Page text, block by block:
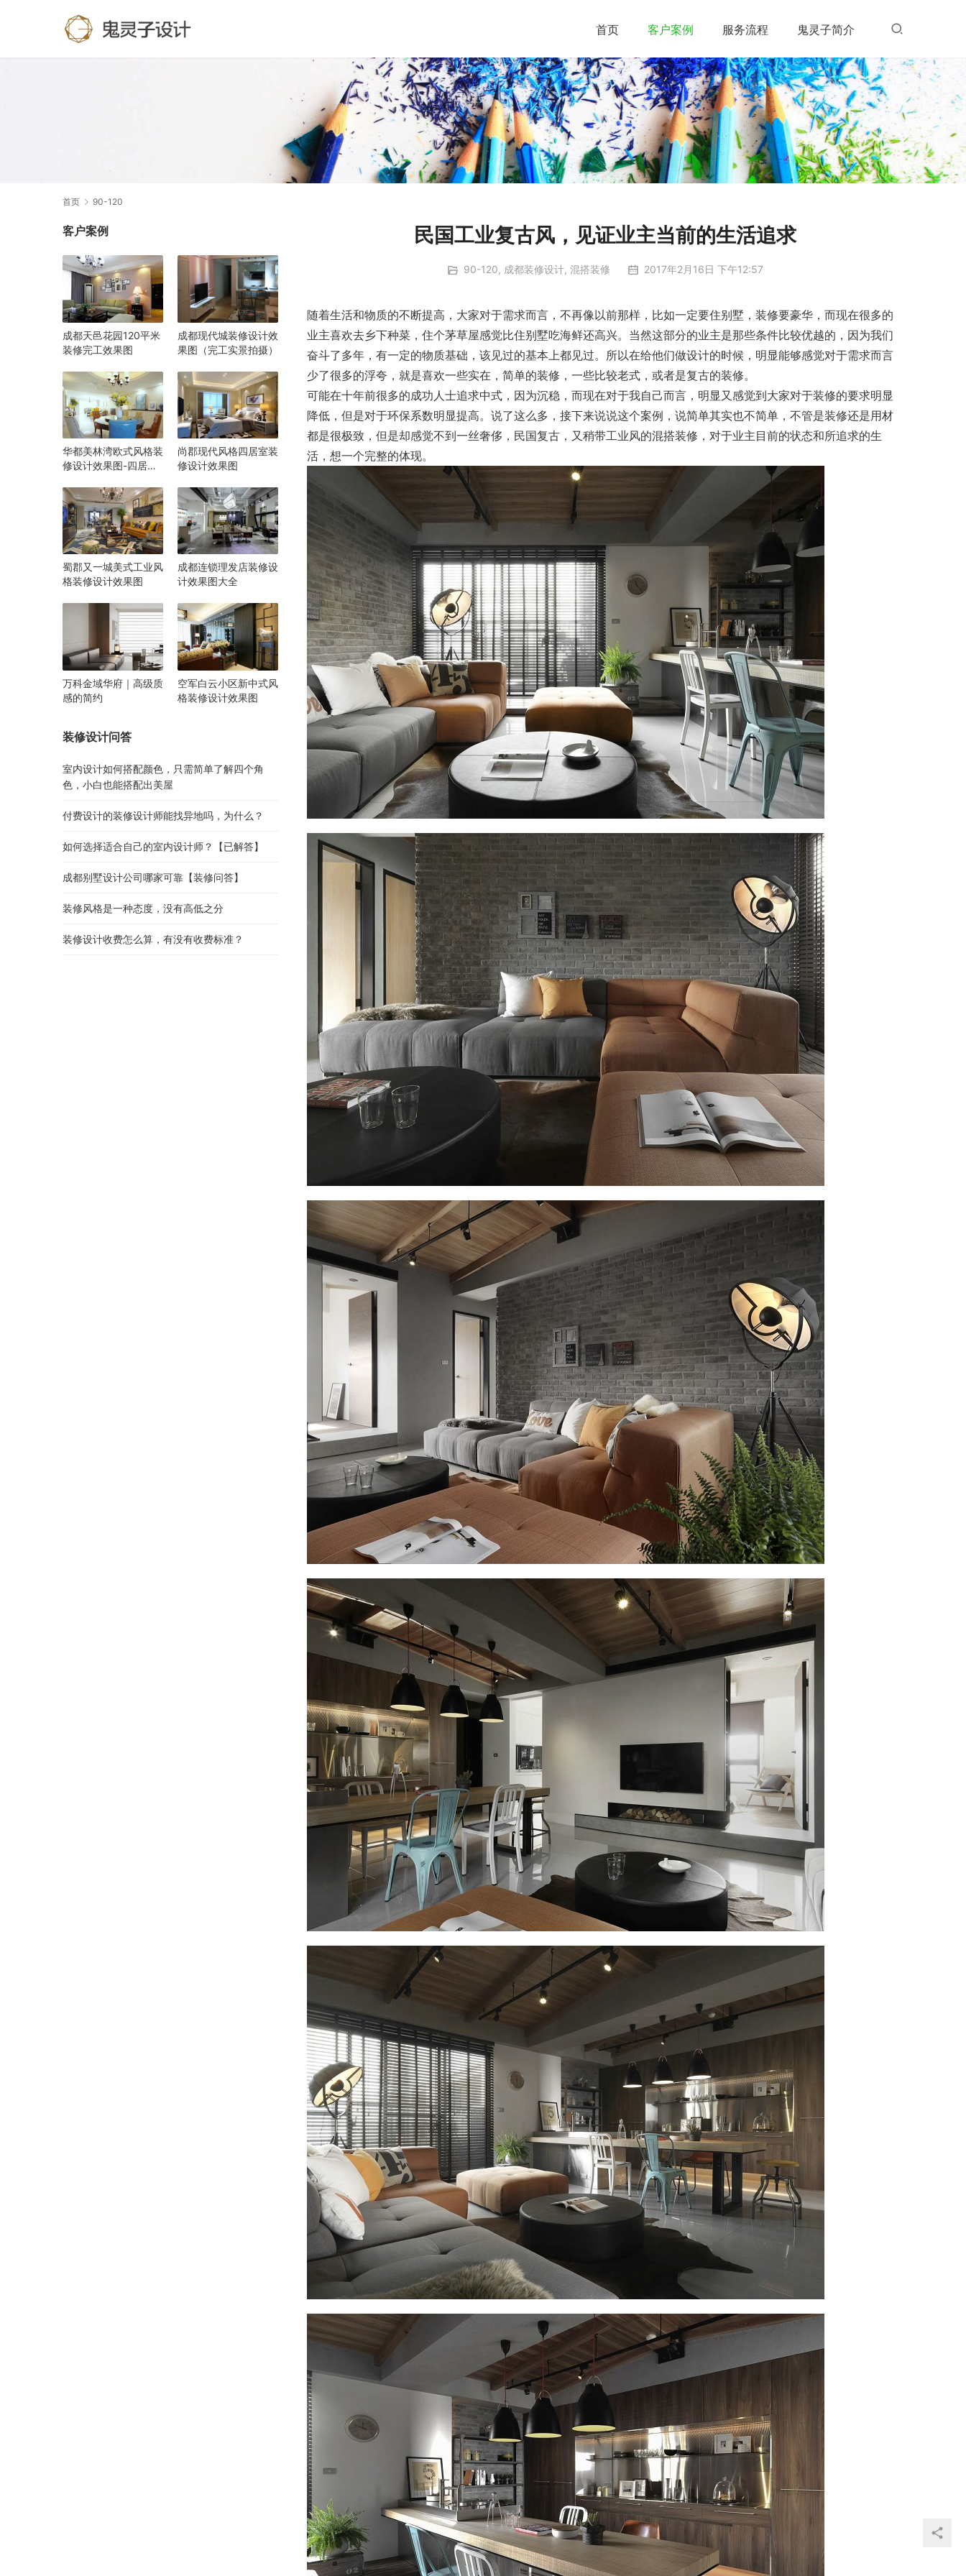
首页 客户案例 服务流程 鬼灵子简介
首页 90-120
民国工业复古风，见证业主当前的生活追求
90-120, 成都装修设计, 混搭装修 2017年2月16日 下午12:57
随着生活和物质的不断提高，大家对于需求而言，不再像以前那样，比如一定要住别墅，装修要豪华，而现在很多的
业主喜欢去乡下种菜，住个茅草屋感觉比住别墅吃海鲜还高兴。当然这部分的业主是那些条件比较优越的，因为我们
奋斗了多年，有一定的物质基础，该见过的基本上都见过。所以在给他们做设计的时候，明显能够感觉对于需求而言
少了很多的浮夸，就是喜欢一些实在，简单的装修，一些比较老式，或者是复古的装修。
可能在十年前很多的成功人士追求中式，因为沉稳，而现在对于我自己而言，明显又感觉到大家对于装修的要求明显
降低，但是对于环保系数明显提高。说了这么多，接下来说说这个案例，说简单其实也不简单，不管是装修还是用材
都是很极致，但是却感觉不到一丝奢侈，民国复古，又稍带工业风的混搭装修，对于业主目前的状态和所追求的生
活，想一个完整的体现。
客户案例
成都天邑花园120平米
装修完工效果图
成都现代城装修设计效
果图（完工实景拍摄）
华都美林湾欧式风格装
修设计效果图-四居室
尚郡现代风格四居室装
修设计效果图
蜀郡又一城美式工业风
格装修设计效果图
成都连锁理发店装修设
计效果图大全
万科金域华府｜高级质
感的简约
空军白云小区新中式风
格装修设计效果图
装修设计问答
室内设计如何搭配颜色，只需简单了解四个角
色，小白也能搭配出美屋
付费设计的装修设计师能找异地吗，为什么？
如何选择适合自己的室内设计师？【已解答】
成都别墅设计公司哪家可靠【装修问答】
装修风格是一种态度，没有高低之分
装修设计收费怎么算，有没有收费标准？